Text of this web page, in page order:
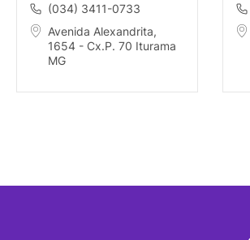
(034) 3411-0733
Avenida Alexandrita,
1654 - Cx.P. 70 Iturama
MG